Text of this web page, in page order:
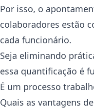
Por isso, o
colaboradores estão
cada funcionário.
Seja eliminando
essa quantificação é
É um processo
Quais as vantagens